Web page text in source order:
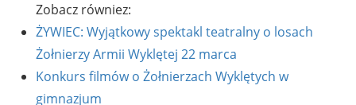
Zobacz równiez:
ŻYWIEC: Wyjątkowy spektakl teatralny o losach
Żołnierzy Armii Wyklętej 22 marca
Konkurs filmów o Żołnierzach Wyklętych w
gimnazjum